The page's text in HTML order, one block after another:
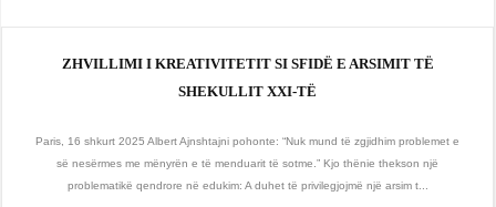
ZHVILLIMI I KREATIVITETIT SI SFIDË E ARSIMIT TË
SHEKULLIT XXI-TË
Paris, 16 shkurt 2025 Albert Ajnshtajni pohonte: “Nuk mund të zgjidhim problemet e
së nesërmes me mënyrën e të menduarit të sotme.” Kjo thënie thekson një
problematikë qendrore në edukim: A duhet të privilegjojmë një arsim t...